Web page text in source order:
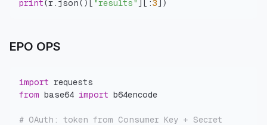
print(r . json( ) [ "results" ] [ :3] )
EPO OPS
import
from base64 import
# OAuth: token from Consumer Key + Secret